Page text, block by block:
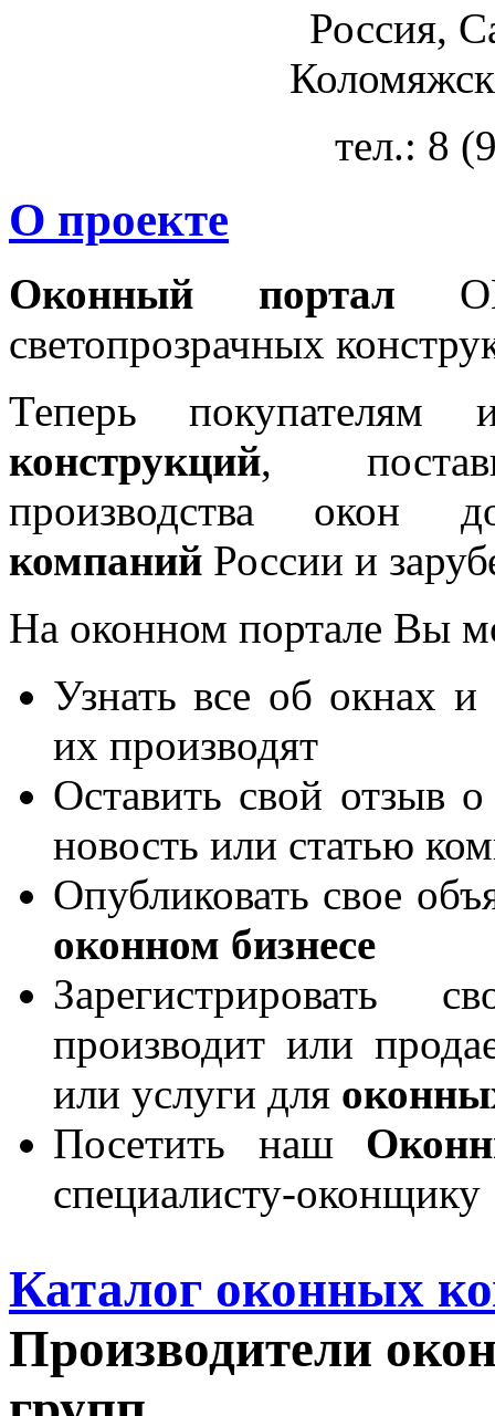
Россия,
тел.: 8
О проекте
Оконный портал
светопрозрачных
Теперь покупателям
конструкций,
производства окон
компаний России и
На оконном портале Вы
Узнать все об окнах и
их производят
Оставить свой отзыв
новость или статью
Опубликовать свое
оконном бизнесе
производит или
или услуги для
Посетить наш
специалисту-оконщику
Каталог оконных
Производители